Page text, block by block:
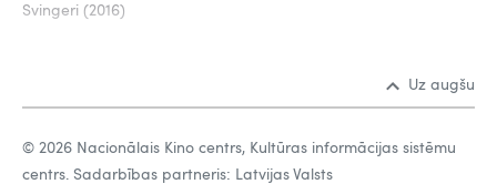
Svingeri (2016)
Uz augšu
© 2026 Nacionālais Kino centrs, Kultūras informācijas sistēmu
centrs. Sadarbības partneris: Latvijas Valsts